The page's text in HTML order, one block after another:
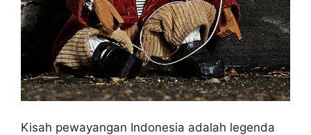
Kisah pewayangan Indonesia adalah legenda